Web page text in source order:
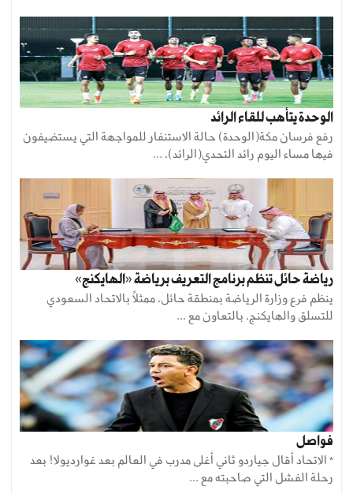
الوحدة يتأهب للقاء الرائد
رفع فرسان مكة(الوحدة) حالة الاستنفار للمواجهة التي يستضيفون
فيها مساء اليوم رائد التحدي(الرائد)، ...
رياضة حائل تنظم برنامج التعريف برياضة «الهايكنج»
ينظم فرع وزارة الرياضة بمنطقة حائل، ممثلاً بالاتحاد السعودي
للتسلق والهايكنج، ‏بالتعاون مع ...
فواصل
* الاتحاد أقال جياردو ثاني أغلى مدرب في العالم بعد غوارديولا! بعد
رحلة الفشل التي صاحبته مع ...